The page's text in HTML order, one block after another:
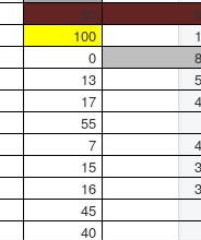
60
100
0
13
17
55
7
15
16
45
40